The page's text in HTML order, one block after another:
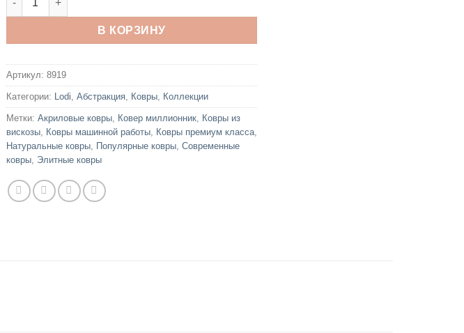
В КОРЗИНУ
Артикул: 8919
Категории: Lodi Абстракция Ковры Коллекции
Метки: Акриловые ковры Ковер миллионник Ковры из
вискозы Ковры машинной работы Ковры премиум класса
Натуральные ковры Популярные ковры Современные
ковры Элитные ковры